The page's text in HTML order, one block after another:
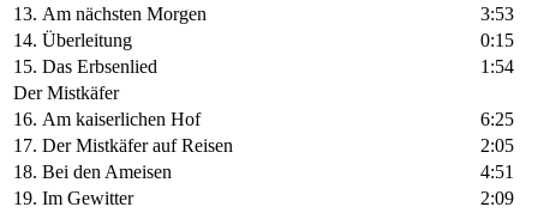
13. Am nächsten Morgen
3:53
14. Überleitung
0:15
15. Das Erbsenlied
1:54
Der Mistkäfer
16. Am kaiserlichen Hof
6:25
17. Der Mistkäfer auf Reisen
2:05
18. Bei den Ameisen
4:51
19. Im Gewitter
2:09